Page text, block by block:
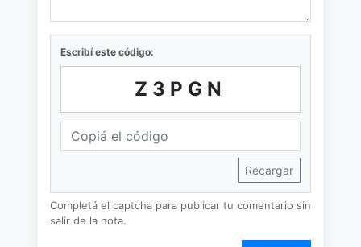
Escribí este código:
Z3PGN
Recargar
Completá el captcha para publicar tu comentario sin
salir de la nota.